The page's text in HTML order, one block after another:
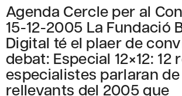
Agenda Cercle per al
15-12-2005 La Fundació
Digital té el plaer de
debat: Especial 12×12:
especialistes parlaran de
rellevants del 2005 que